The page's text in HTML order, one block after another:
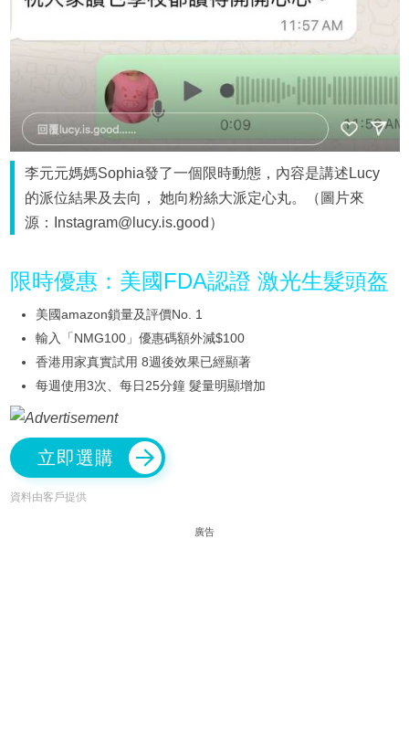
李元元媽媽Sophia發了一個限時動態，內容是講述Lucy
的派位結果及去向， 她向粉絲大派定心丸。（圖片來
源：Instagram@lucy.is.good）
限時優惠：美國FDA認證 激光生髮頭盔
美國amazon鎖量及評價No. 1
輸入「NMG100」優惠碼額外減$100
香港用家真實試用 8週後效果已經顯著
每週使用3次、每日25分鐘 髮量明顯增加
立即選購
資料由客戶提供
廣告